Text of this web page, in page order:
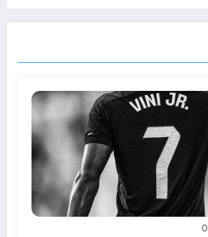
0